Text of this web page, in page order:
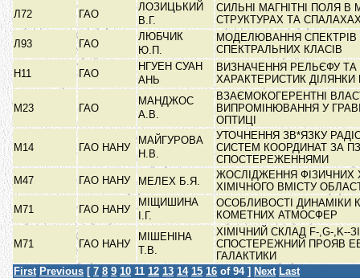
Л72
ГАО
ЛОЗИЦЬКИЙ
В.Г.
СИЛЬНІ МАГНІТНІ ПОЛЯ
СТРУКТУРАХ ТА
Л93
ГАО
ЛЮБЧИК
Ю.П.
МОДЕЛЮВАННЯ СПЕКТРІВ
СПЕКТРАЛЬНИХ КЛАСІВ
Н11
ГАО
НГУЕН СУАН
АНЬ
ВИЗНАЧЕННЯ РЕЛЬЄФУ
ХАРАКТЕРИСТИК
М23 ГАО
МАНДЖОС
А.В.
ВЗАЄМОКОГЕРЕНТНІ
ВИПРОМІНЮВАННЯ У
ОПТИЦІ
М14 ГАО НАНУ
МАЙГУРОВА
Н.В.
УТОЧНЕННЯ ЗВ*ЯЗКУ
СИСТЕМ КООРДИНАТ ЗА
СПОСТЕРЕЖЕННЯМИ
М47
ГАО НАНУ МЕЛЕХ Б.Я.
ЖОСЛІДЖЕННЯ ФІЗИЧНИХ
ХІМІЧНОГО ВМІСТУ
М71
ГАО НАНУ
МІЩИШИНА
І.Г.
ОСОБЛИВОСТІ ДИНАМІКИ
КОМЕТНИХ АТМОСФЕР
М71 ГАО НАНУ
МІШЕНІНА
Т.В.
ХІМІЧНИЙ СКЛАД F-,G-,K--
СПОСТЕРЕЖНИЙ ПРОЯВ
ГАЛАКТИКИ
First Previous [ 7 8 9 10 11 12 13 14 15 16 of 94 ] Next Last